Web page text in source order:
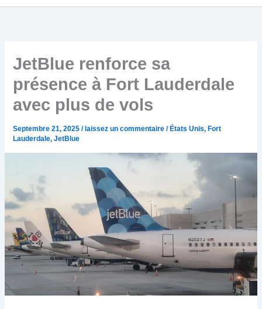
JetBlue renforce sa
présence à Fort Lauderdale
avec plus de vols
Septembre 21, 2025/ laissez un commentaire / États Unis, Fort
Lauderdale,JetBlue